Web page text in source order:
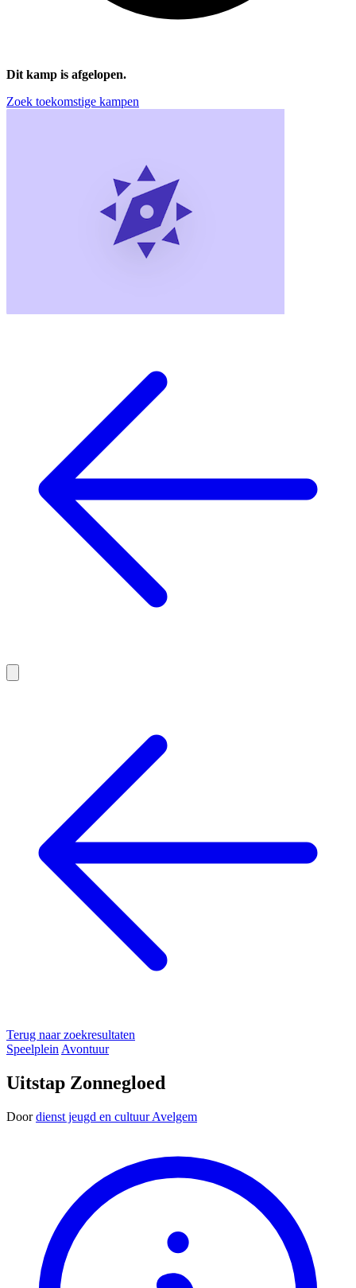
Dit kamp is afgelopen.
Zoek toekomstige kampen
Terug naar zoekresultaten
Speelplein Avontuur
Uitstap Zonnegloed
Door dienst jeugd en cultuur Avelgem